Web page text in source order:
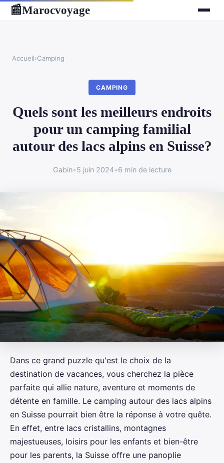
📰Marocvoyage
Accueil›Camping
CAMPING
Quels sont les meilleurs endroits
pour un camping familial
autour des lacs alpins en Suisse?
Gabin•5 juin 2024•6 min de lecture
Dans ce grand puzzle qu'est le choix de la
destination de vacances, vous cherchez la pièce
parfaite qui allie nature, aventure et moments de
détente en famille. Le camping autour des lacs alpins
en Suisse pourrait bien être la réponse à votre quête.
En effet, entre lacs cristallins, montagnes
majestueuses, loisirs pour les enfants et bien-être
pour les parents, la Suisse offre une panoplie